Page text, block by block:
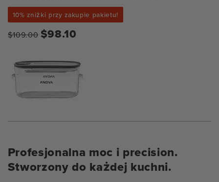
pojemnik
Anova
Precision™
10% zniżki przy zakupie pakietu!
$109.00 $98.10
Profesjonalna moc i precision.
Stworzony do każdej kuchni.